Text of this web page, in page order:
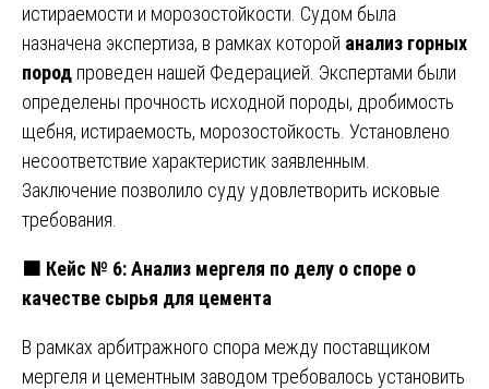
истираемости и морозостойкости. Судом была
назначена экспертиза, в рамках которой анализ горных
пород проведен нашей Федерацией. Экспертами были
определены прочность исходной породы, дробимость
щебня, истираемость, морозостойкость. Установлено
несоответствие характеристик заявленным.
Заключение позволило суду удовлетворить исковые
требования.
🟧 Кейс № 6: Анализ мергеля по делу о споре о
качестве сырья для цемента
В рамках арбитражного спора между поставщиком
мергеля и цементным заводом требовалось установить